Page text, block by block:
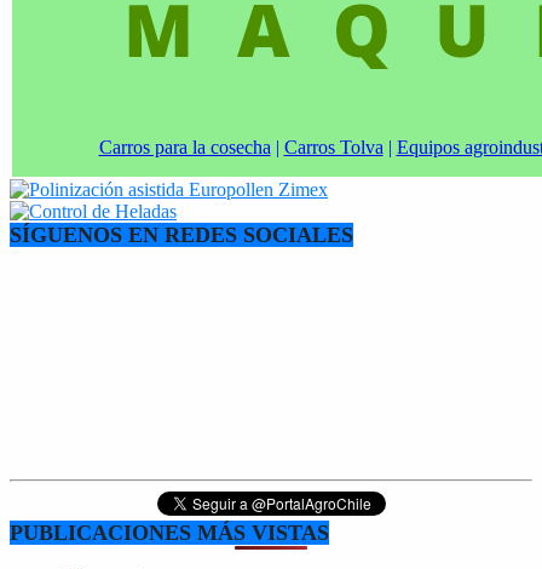
Carros para la cosecha | Carros Tolva | Equipos
SÍGUENOS EN REDES SOCIALES
PUBLICACIONES MÁS VISTAS